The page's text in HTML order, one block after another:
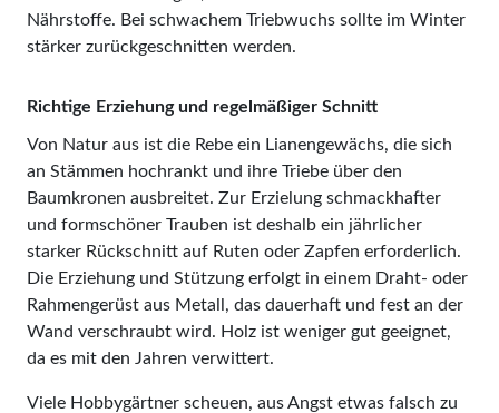
Nährstoffe. Bei schwachem Triebwuchs sollte im Winter
stärker zurückgeschnitten werden.
Richtige Erziehung und regelmäßiger Schnitt
Von Natur aus ist die Rebe ein Lianengewächs, die sich
an Stämmen hochrankt und ihre Triebe über den
Baumkronen ausbreitet. Zur Erzielung schmackhafter
und formschöner Trauben ist deshalb ein jährlicher
starker Rückschnitt auf Ruten oder Zapfen erforderlich.
Die Erziehung und Stützung erfolgt in einem Draht- oder
Rahmengerüst aus Metall, das dauerhaft und fest an der
Wand verschraubt wird. Holz ist weniger gut geeignet,
da es mit den Jahren verwittert.
Viele Hobbygärtner scheuen, aus Angst etwas falsch zu